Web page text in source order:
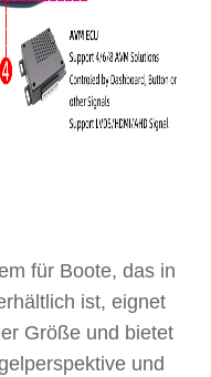
für Boote, das in
ist, eignet
Größe und bietet
und